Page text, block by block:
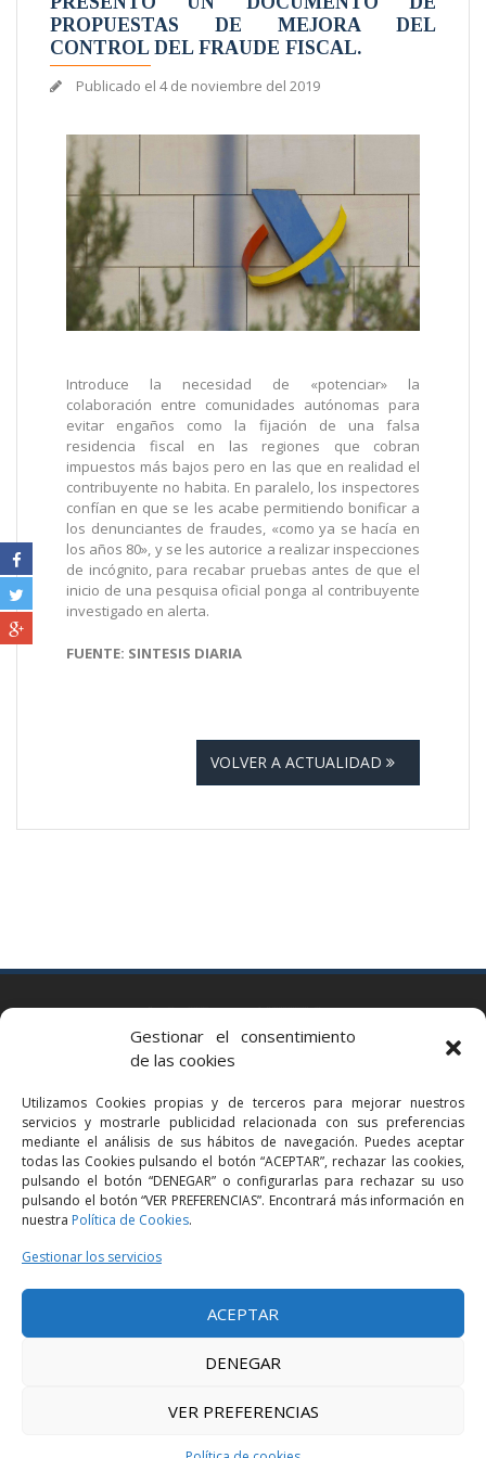
Gestionar el consentimiento
de las cookies
Utilizamos Cookies propias y de terceros para mejorar nuestros
servicios y mostrarle publicidad relacionada con sus preferencias
mediante el análisis de sus hábitos de navegación. Puedes aceptar
todas las Cookies pulsando el botón “ACEPTAR”, rechazar las cookies,
pulsando el botón “DENEGAR” o configurarlas para rechazar su uso
pulsando el botón “VER PREFERENCIAS”. Encontrará más información en
nuestra Política de Cookies.
Gestionar los servicios
ACEPTAR
DENEGAR
VER PREFERENCIAS
PROPUESTAS DE MEJORA DEL
CONTROL DEL FRAUDE FISCAL.
Publicado el 4 de noviembre del 2019
Introduce la necesidad de «potenciar» la
colaboración entre comunidades autónomas para
evitar engaños como la fijación de una falsa
residencia fiscal en las regiones que cobran
impuestos más bajos pero en las que en realidad el
contribuyente no habita. En paralelo, los inspectores
confían en que se les acabe permitiendo bonificar a
los denunciantes de fraudes, «como ya se hacía en
los años 80», y se les autorice a realizar inspecciones
de incógnito, para recabar pruebas antes de que el
inicio de una pesquisa oficial ponga al contribuyente
investigado en alerta.
FUENTE: SINTESIS DIARIA
VOLVER A ACTUALIDAD
Via Augusta 2 bis, 3º, 08006 Barcelona
bcn@bellavistalegal.eu
GRANOLLERS
C/ Sant Jaume, 16 1r, 08401 Granollers (Bcn)
+34 93 860 39 60
grn@bellavistalegal.eu
MADRID
C/ Serrano 114, 2º izq. 28006 Madrid.
+34 91 431 98 21 | +34 91 431 98 95
mad@bellavistalegal.eu
© 2016 Bellavista Legal - Todos los derechos reservados -